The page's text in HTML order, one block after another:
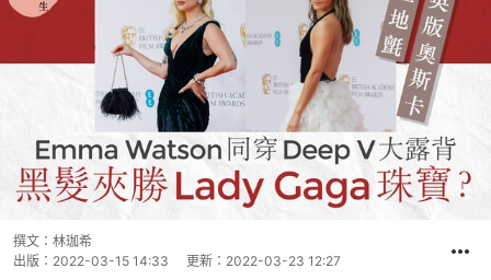
撰文： 林珈希
出版： 2022-03-15 14:33 更新： 2022-03-23 12:27